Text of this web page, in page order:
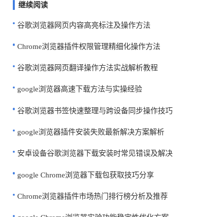
继续阅读
谷歌浏览器网页内容高亮标注及操作方法
Chrome浏览器插件权限管理精细化操作方法
谷歌浏览器网页翻译操作方法实战解析教程
google浏览器高速下载方法与实操经验
谷歌浏览器书签快速整理与跨设备同步操作技巧
google浏览器插件安装失败最新解决方案解析
安卓设备谷歌浏览器下载安装时常见错误及解决
google Chrome浏览器下载包获取技巧分享
Chrome浏览器插件市场热门排行榜分析及推荐